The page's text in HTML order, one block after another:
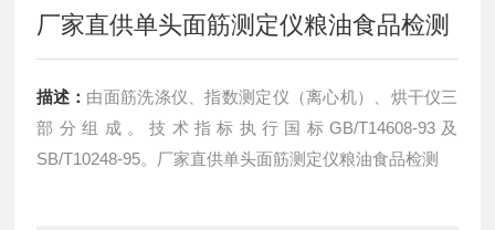
厂家直供单头面筋测定仪粮油食品检测
描述： 由面筋洗涤仪、指数测定仪（离心机）、烘干仪三
部分组成。技术指标执行国标GB/T14608-93及
SB/T10248-95。厂家直供单头面筋测定仪粮油食品检测